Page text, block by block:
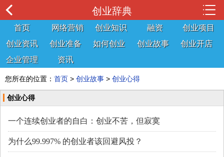
创业辞典
首页 网络营销 创业知识 融资
创业项目
创业资讯
创业准备 如何创业 创业故事
创业开店
企业管理
资讯
您所在的位置： 首页 > 创业故事 > 创业心得
创业心得
一个连续创业者的自白：创业不苦，但寂寞
为什么99.997% 的创业者该回避风投？